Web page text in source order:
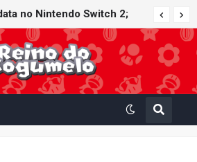
no Nintendo Switch 2;
Up receberá atualização